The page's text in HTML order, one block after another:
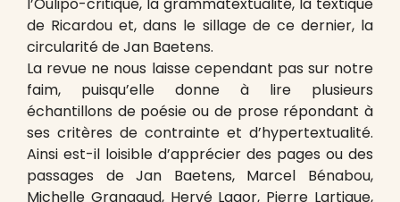
de Ricardou et, dans le sillage de ce dernier, la
circularité de Jan Baetens.
La revue ne nous laisse cependant pas sur notre
faim, puisqu’elle donne à lire plusieurs
échantillons de poésie ou de prose répondant à
ses critères de contrainte et d’hypertextualité.
Ainsi est-il loisible d’apprécier des pages ou des
passages de Jan Baetens, Marcel Bénabou,
Michelle Grangaud, Hervé Lagor, Pierre Lartigue,